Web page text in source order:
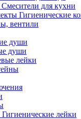
Смесители для кухни
Гигиенические
вентили
души
души
лейки
Гигиенические лейки